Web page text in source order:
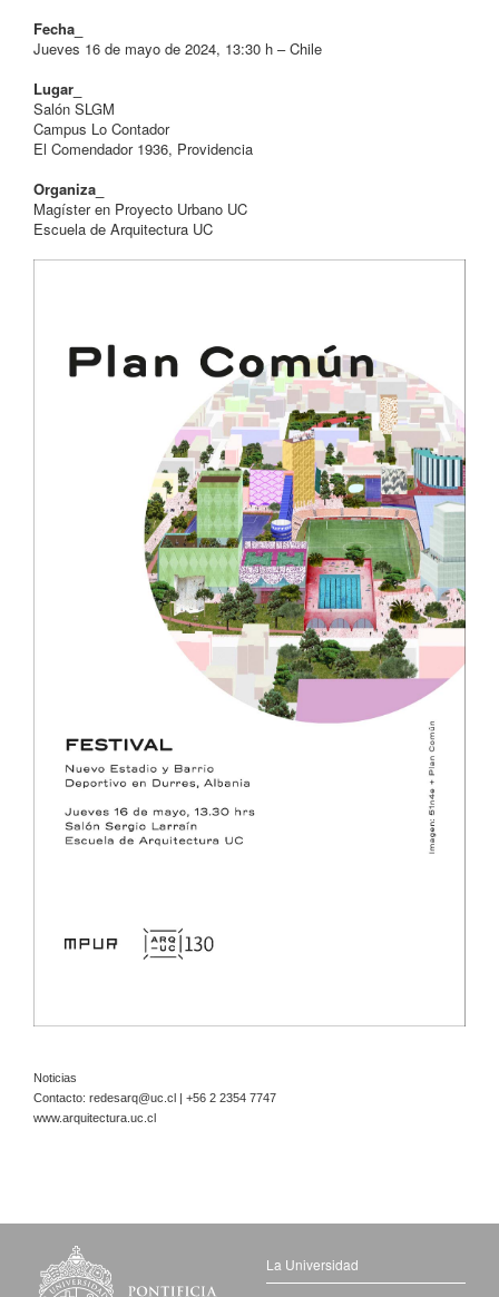
Fecha_
Jueves 16 de mayo de 2024, 13:30 h – Chile
Lugar_
Salón SLGM
Campus Lo Contador
El Comendador 1936, Providencia
Organiza_
Magíster en Proyecto Urbano UC
Escuela de Arquitectura UC
Noticias
Contacto: redesarq@uc.cl | +56 2 2354 7747
www.arquitectura.uc.cl
La Universidad